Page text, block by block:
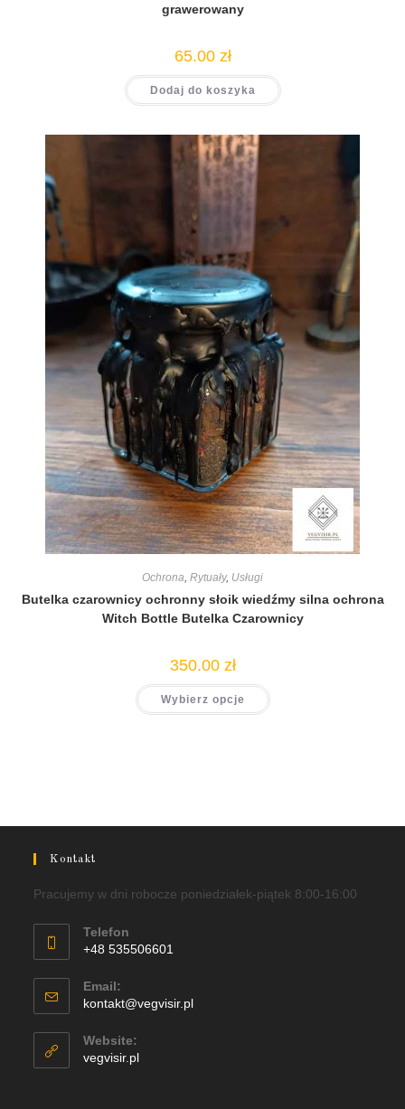
grawerowany
65.00 zł
Dodaj do koszyka
Ochrona, Rytuały, Usługi
Butelka czarownicy ochronny słoik wiedźmy silna ochrona
Witch Bottle Butelka Czarownicy
350.00 zł
Wybierz opcje
Kontakt
Pracujemy w dni robocze poniedziałek-piątek 8:00-16:00
Telefon
+48 535506601
Email:
kontakt@vegvisir.pl
Website:
vegvisir.pl